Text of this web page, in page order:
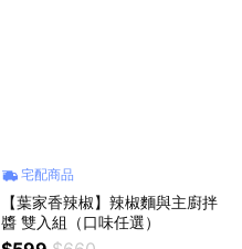
宅配商品
【葉家香辣椒】辣椒麵與主廚拌
醬 雙入組（口味任選）